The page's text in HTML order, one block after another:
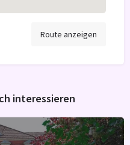
Route anzeigen
interessieren